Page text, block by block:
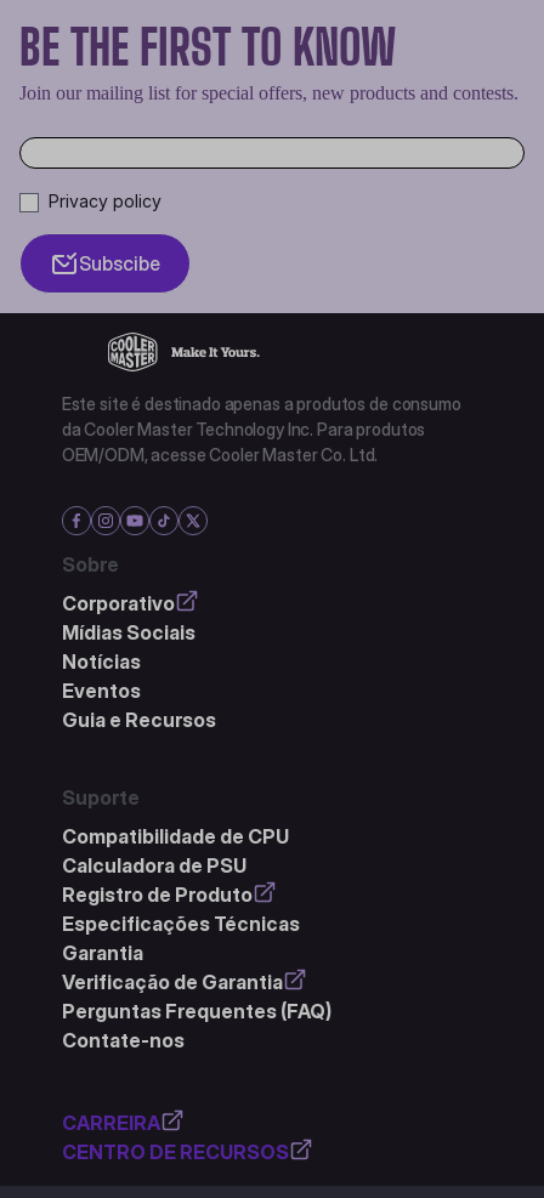
BE THE FIRST TO KNOW
Join our mailing list for special offers, new products and contests.
Privacy policy
Subscibe
Este site é destinado apenas a produtos de consumo
da Cooler Master Technology Inc. Para produtos
OEM/ODM, acesse Cooler Master Co. Ltd.
Sobre
Corporativo
Mídias Sociais
Notícias
Eventos
Guia e Recursos
Suporte
Compatibilidade de CPU
Calculadora de PSU
Registro de Produto
Especificações Técnicas
Garantia
Verificação de Garantia
Perguntas Frequentes (FAQ)
Contate-nos
CARREIRA
CENTRO DE RECURSOS